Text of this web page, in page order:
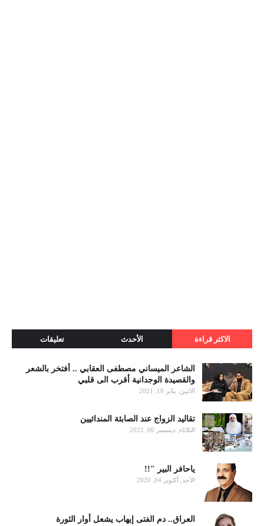
الاكثر قراءة الأحدث تعليقات
الشاعر الميساني مصطفى العقابي .. أفتخر بالشعر
والقصيدة الوجدانية أقرب الى قلبي
الاثنين, يناير 18, 2021
تقاليد الزواج عند الصابئة المندائيين
الثلاثاء, ديسمبر 06, 2022
ياحافر البير "!!
الأحد, أكتوبر 04, 2020
العراق.. دم الفتى إيهاب يشعل أوار الثورة